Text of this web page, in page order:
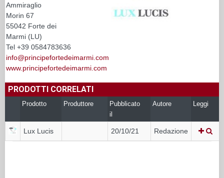
Ammiraglio
Morin 67
55042 Forte dei
Marmi (LU)
Tel +39 0584783636
info@principefortedeimarmi.com
www.principefortedeimarmi.com
PRODOTTI CORRELATI
Prodotto Produttore
Pubblicato
il
Autore Leggi
Lux Lucis 20/10/21 Redazione